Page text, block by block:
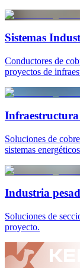
Sistemas
Conductores de
proyectos de
Infraestructura
Soluciones de
sistemas
Industria
Soluciones de
proyecto.